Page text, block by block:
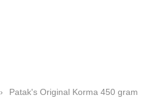
› Patak's Original Korma 450 gram